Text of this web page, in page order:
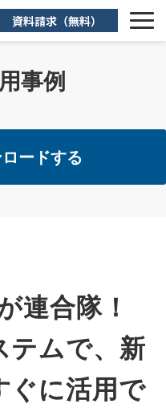
資料請求（無料）
事例
ードする
連合隊！
テムで、新
ぐに活用で